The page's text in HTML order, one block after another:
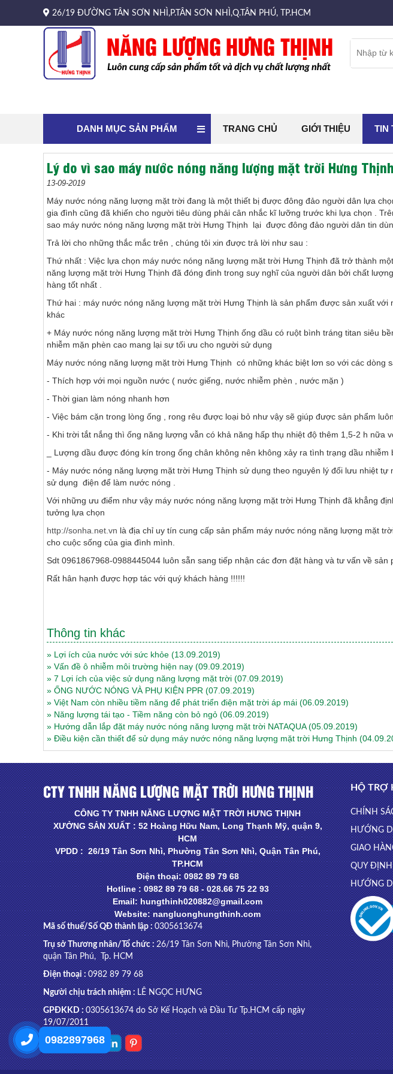
26/19 ĐƯỜNG TÂN SƠN NHÌ,P.TÂN SƠN NHÌ,Q.TÂN PHÚ, TP.HCM
DANH MỤC SẢN PHẨM TRANG CHỦ GIỚI THIỆU TIN
Lý do vì sao máy nước nóng năng lượng mặt trời Hưng
13-09-2019
Máy nước nóng năng lượng mặt trời đang là một thiết bị được đông đảo người dân lựa
gia đình cũng đã khiến cho người tiêu dùng phải cân nhắc kĩ lưỡng trước khi lựa chọn .
sao máy nước nóng năng lượng mặt trời Hưng Thịnh lại được đông đảo người dân tin
Trả lời cho những thắc mắc trên , chúng tôi xin được trả lời như sau :
Thứ nhất : Việc lựa chọn máy nước nóng năng lượng mặt trời Hưng Thịnh đã trở thành
năng lượng mặt trời Hưng Thịnh đã đóng đinh trong suy nghĩ của người dân bởi chất
hàng tốt nhất .
Thứ hai : máy nước nóng năng lượng mặt trời Hưng Thịnh là sản phẩm được sản xuất
khác
+ Máy nước nóng năng lượng mặt trời Hưng Thịnh ống dầu có ruột bình tráng titan siêu
nhiễm mặn phèn cao mang lại sự tối ưu cho người sử dụng
Máy nước nóng năng lượng mặt trời Hưng Thịnh có những khác biệt lơn so với các dòng
- Thích hợp với mọi nguồn nước ( nước giếng, nước nhiễm phèn , nước mặn )
- Thời gian làm nóng nhanh hơn
- Việc bám cặn trong lòng ống , rong rêu được loại bỏ như vậy sẽ giúp được sản phẩm
- Khi trời tắt nắng thì ống năng lượng vẫn có khả năng hấp thụ nhiệt độ thêm 1,5-2 h nữa
_ Lượng dầu được đóng kín trong ống chân không nên không xảy ra tình trạng dầu nhiễm
- Máy nước nóng năng lượng mặt trời Hưng Thịnh sử dụng theo nguyên lý đối lưu nhiệt
sử dụng điện để làm nước nóng .
Với những ưu điểm như vậy máy nước nóng năng lượng mặt trời Hưng Thịnh đã khẳng
tưởng lựa chọn
http://sonha.net.vn là địa chỉ uy tín cung cấp sản phẩm máy nước nóng năng lượng mặt
cho cuộc sống của gia đình mình.
Sdt 0961867968-0988445044 luôn sẵn sang tiếp nhận các đơn đặt hàng và tư vấn về sản
Rất hân hạnh được hợp tác với quý khách hàng !!!!!!
Thông tin khác
» Lợi ích của nước với sức khỏe (13.09.2019)
» Vấn đề ô nhiễm môi trường hiện nay (09.09.2019)
» 7 Lợi ích của việc sử dụng năng lượng mặt trời (07.09.2019)
» ỐNG NƯỚC NÓNG VÀ PHỤ KIỆN PPR (07.09.2019)
» Việt Nam còn nhiều tiềm năng để phát triển điện mặt trời áp mái (06.09.2019)
» Năng lượng tái tạo - Tiềm năng còn bỏ ngỏ (06.09.2019)
» Hướng dẫn lắp đặt máy nước nóng năng lượng mặt trời NATAQUA (05.09.2019)
» Điều kiện cần thiết để sử dụng máy nước nóng năng lượng mặt trời Hưng Thịnh
CTY TNHH NĂNG LƯỢNG MẶT TRỜI HƯNG THỊNH
CÔNG TY TNHH NĂNG LƯỢNG MẶT TRỜI HƯNG THỊNH
XƯỞNG SẢN XUẤT : 52 Hoàng Hữu Nam, Long Thạnh Mỹ, quận 9,
HCM
VPDD : 26/19 Tân Sơn Nhì, Phường Tân Sơn Nhì, Quận Tân Phú,
TP.HCM
Điện thoại: 0982 89 79 68
Hotline : 0982 89 79 68 - 028.66 75 22 93
Email: hungthinh020882@gmail.com
Website: nangluonghungthinh.com
Mã số thuế/Số QĐ thành lập :0305613674
Trụ sở Thương nhân/Tổ chức :26/19 Tân Sơn Nhì, Phường Tân Sơn Nhì,
quận Tân Phú, Tp. HCM
Điện thoại :0982 89 79 68
Người chịu trách nhiệm :LÊ NGỌC HƯNG
GPĐKKD :0305613674 do Sở Kế Hoạch và Đầu Tư Tp.HCM cấp ngày
19/07/2011
HỘ TRỢ
CHÍNH
HƯỚNG
GIAO
QUY
HƯỚNG
0982897968